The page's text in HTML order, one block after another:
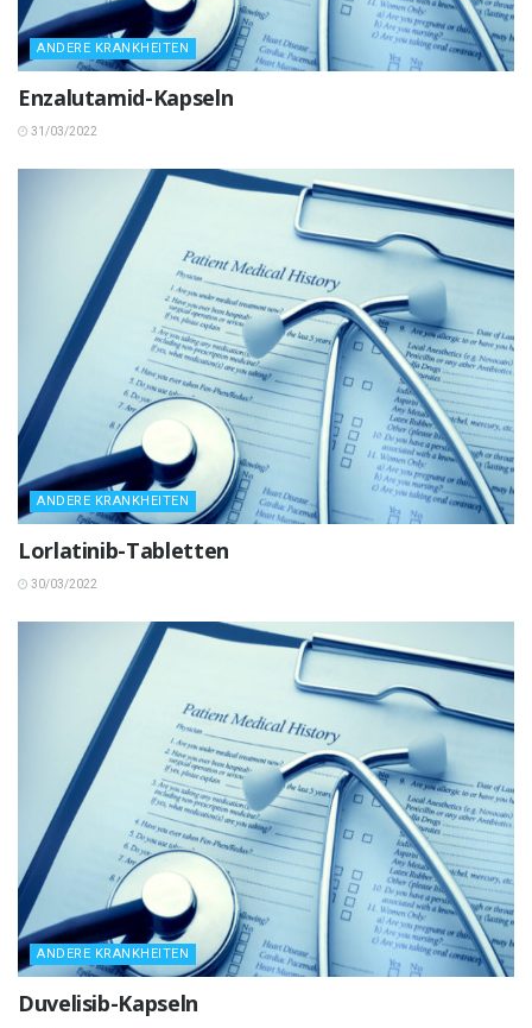
ANDERE KRANKHEITEN
Enzalutamid-Kapseln
31/03/2022
ANDERE KRANKHEITEN
Lorlatinib-Tabletten
30/03/2022
ANDERE KRANKHEITEN
Duvelisib-Kapseln